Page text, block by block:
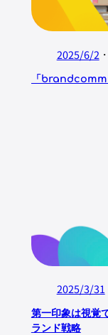
2025/6/2 ・
「
2025/3/31
第一印象は視覚
ランド戦略